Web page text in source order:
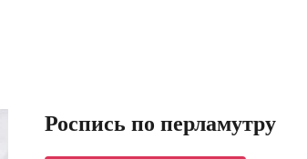
Роспись по перламутру